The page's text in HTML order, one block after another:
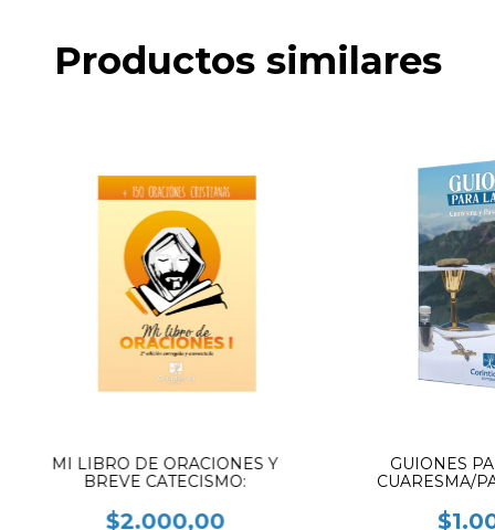
Productos similares
MI LIBRO DE ORACIONES Y
BREVE CATECISMO:
$2.000,00
GUIONES
CUARESMA/